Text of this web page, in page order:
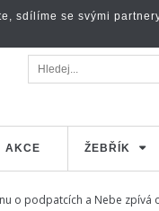
AKCE ŽEBŘÍK
o podpatcích a Nebe zpívá
sdílíme se svými